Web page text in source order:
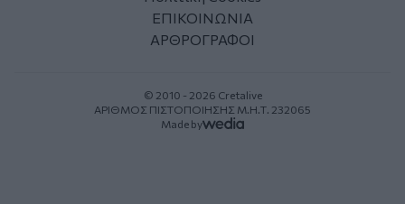
ΕΠΙΚΟΙΝΩΝΙΑ
ΑΡΘΡΟΓΡΑΦΟΙ
© 2010 - 2026 Cretalive
ΑΡΙΘΜΟΣ ΠΙΣΤΟΠΟΙΗΣΗΣ Μ.Η.Τ. 232065
Made by